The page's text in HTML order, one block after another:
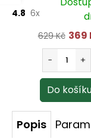
4.8 6x
629 Kč 369
Popis